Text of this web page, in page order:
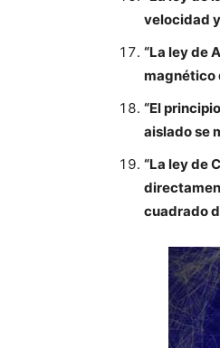
velocidad
“La ley de
magnético
“El
aislado se
“La ley de
cuadrado